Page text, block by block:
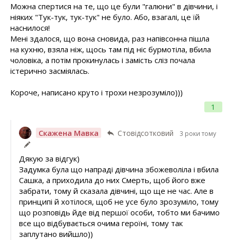
1
Можна спертися на те, що це були "галюни" в дівчини, і
ніяких "Тук-тук, тук-тук" не було. Або, взагалі, це їй
наснилося!
Мені здалося, що вона сновида, раз напівсонна пішла
на кухню, взяла ніж, щось там під ніс бурмотіла, вбила
чоловіка, а потім прокинулась і замість сліз почала
істерично засміялась.
Короче, написано круто і трохи незрозуміло)))
Скажена Мавка Стовідсотковий 3 роки тому
Дякую за відгук)
Задумка була що напраді дівчина збожеволіла і вбила
Сашка, а приходила до них Смерть, щоб його вже
забрати, тому й сказала дівчині, що ще не час. Але в
принципі й хотілося, щоб не усе було зрозуміло, тому
що розповідь йде від першої особи, тобто ми бачимо
все що відбувається очима героїні, тому так
заплутано вийшло))